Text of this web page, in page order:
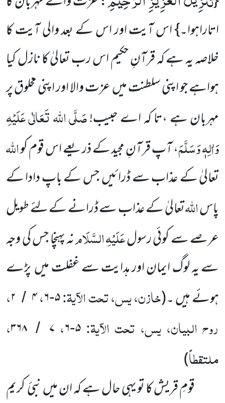
اتاراہوا۔} اس آیت اور اس کے بعد والی آیت کا
خلاصہ یہ ہے کہ قرآنِ حکیم اس رب تعالیٰ کا نازل کیا
ہواہے جو اپنی سلطنت میں عزت والا اور اپنی مخلوق پر
مہربان ہے ،تا کہ اے حبیب!صَلَّی اللہ تَعَالٰی عَلَیْہِ
وَاٰلِہٖ وَسَلَّمَ، آپ قرآنِ مجید کے ذریعے اس قوم کواللہ
تعالیٰ کے عذاب سے ڈرائیں جس کے باپ دادا کے
پاساللہتعالیٰ کے عذاب سے ڈرانے کے لئے طویل
عرصے سے کوئی رسولعَلَیْہِالسَّلَامنہ پہنچا جس کی وجہ
سے یہ لوگ ایمان اور ہدایت سے غفلت میں پڑے
ہوئے ہیں ۔(خازن، یس، تحت الآیۃ:۵-۶،۴ / ۲،
روح البیان، یس، تحت الآیۃ:۵-۶، ۷ / ۳۶۸،
ملتقطاً)
قومِ قریش کا تو یہی حال ہے کہ ان میں نبیٔ کریم